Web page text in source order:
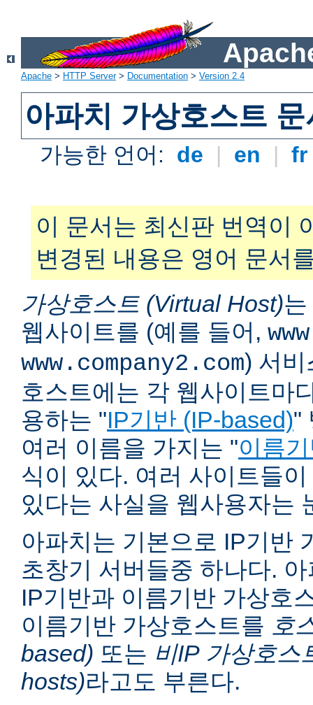
Apache > HTTP Server> Documentation > Version 2.4
아파치 가상호스트 문
가능한 언어: de | en |
이 문서는 최신판 번역이
변경된 내용은 영어 문서
가상호스트 (Virtual Host)
웹사이트를 (예를 들어,
www.company2.com) 서비
호스트에는 각 웹사이트마
용하는 "IP기반 (IP-based)"
여러 이름을 가지는 "이름
식이 있다. 여러 사이트들
있다는 사실을 웹사용자는
아파치는 기본으로 IP기반
초창기 서버들중 하나다.
IP기반과 이름기반 가상호
이름기반 가상호스트를 호
based) 또는 비IP 가상호스
hosts)라고도 부른다.